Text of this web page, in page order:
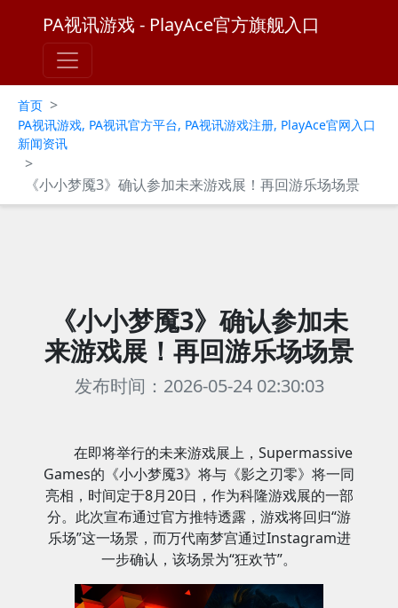
PA视讯游戏 - PlayAce官方旗舰入口
首页 >
PA视讯游戏, PA视讯官方平台, PA视讯游戏注册, PlayAce官网入口
新闻资讯
>
《小小梦魇3》确认参加未来游戏展！再回游乐场场景
《小小梦魇3》确认参加未
来游戏展！再回游乐场场景
发布时间：2026-05-24 02:30:03
在即将举行的未来游戏展上，Supermassive
Games的《小小梦魇3》将与《影之刃零》将一同
亮相，时间定于8月20日，作为科隆游戏展的一部
分。此次宣布通过官方推特透露，游戏将回归“游
乐场”这一场景，而万代南梦宫通过Instagram进
一步确认，该场景为“狂欢节”。